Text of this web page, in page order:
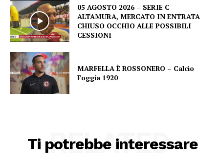
05 AGOSTO 2026 – SERIE C
ALTAMURA, MERCATO IN ENTRATA
CHIUSO OCCHIO ALLE POSSIBILI
CESSIONI
MARFELLA È ROSSONERO – Calcio
Foggia 1920
Ti potrebbe interessare
RELATED